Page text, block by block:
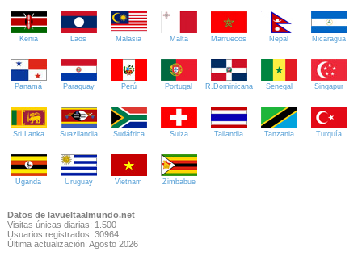
Kenia Laos Malasia Malta Marruecos Nepal Nicaragua
Panamá Paraguay Perú Portugal R.Dominicana Senegal Singapur
Sri Lanka Suazilandia Sudáfrica Suiza Tailandia Tanzania Turquía
Uganda Uruguay Vietnam Zimbabue
Datos de lavueltaalmundo.net
Visitas únicas diarias: 1.500
Usuarios registrados: 30964
Última actualización: Agosto 2026